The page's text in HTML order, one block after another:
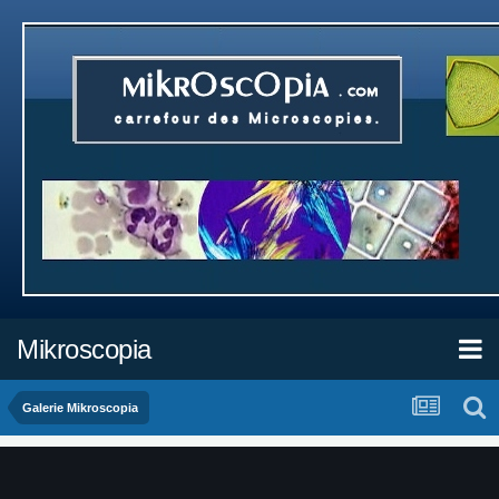
Mikroscopia
Galerie Mikroscopia